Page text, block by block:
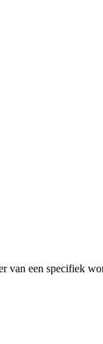
van een specifiek